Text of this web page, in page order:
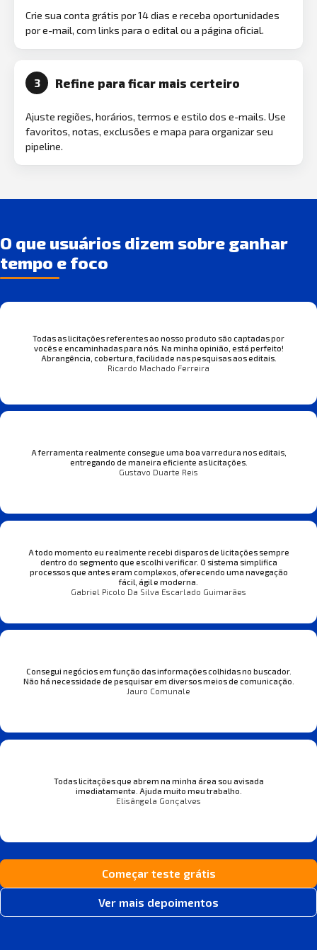
Crie sua conta grátis por 14 dias e receba oportunidades
por e-mail, com links para o edital ou a página oficial.
3 Refine para ficar mais certeiro
Ajuste regiões, horários, termos e estilo dos e-mails. Use
favoritos, notas, exclusões e mapa para organizar seu
pipeline.
O que usuários dizem sobre ganhar
tempo e foco
Todas as licitações referentes ao nosso produto são captadas por
vocês e encaminhadas para nós. Na minha opinião, está perfeito!
Abrangência, cobertura, facilidade nas pesquisas aos editais.
Ricardo Machado Ferreira
A ferramenta realmente consegue uma boa varredura nos editais,
entregando de maneira eficiente as licitações.
Gustavo Duarte Reis
A todo momento eu realmente recebi disparos de licitações sempre
dentro do segmento que escolhi verificar. O sistema simplifica
processos que antes eram complexos, oferecendo uma navegação
fácil, ágil e moderna.
Gabriel Picolo Da Silva Escarlado Guimarães
Consegui negócios em função das informações colhidas no buscador.
Não há necessidade de pesquisar em diversos meios de comunicação.
Jauro Comunale
Todas licitações que abrem na minha área sou avisada
imediatamente. Ajuda muito meu trabalho.
Elisângela Gonçalves
Começar teste grátis
Ver mais depoimentos